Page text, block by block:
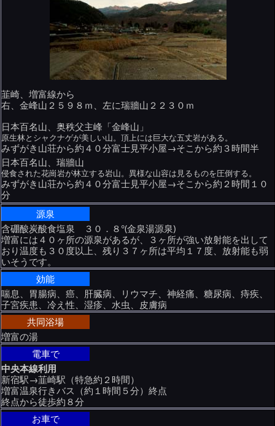
韮崎、増富線から
右、金峰山２５９８ｍ、左に瑞牆山２２３０ｍ
日本百名山、奥秩父主峰「金峰山」
原生林とシャクナゲが美しい山。頂上には巨大な五丈岩がある。
みずがき山荘から約４０分富士見平小屋→そこから約３時間半
日本百名山、瑞牆山
侵食された花崗岩が林立する岩山。異様な山容は見るものを圧倒する。
みずがき山荘から約４０分富士見平小屋→そこから約２時間１０
分
源泉
含硼酸炭酸食塩泉 ３０．８°(金泉湯源泉)
増富には４０ヶ所の源泉があるが、３ヶ所が強い放射能を出して
おり温度も３０度以上、残り３７ヶ所は平均１７度、放射能も弱
いそうです。
効能
喘息、胃腸病、癌、肝臓病、リウマチ、神経痛、糖尿病、痔疾、
子宮疾患、冷え性、湿疹、水虫、皮膚病
共同浴場
増富の湯
電車で
中央本線利用
新宿駅→韮崎駅（特急約２時間）
増富温泉行きバス（約１時間５分）終点
終点から徒歩約８分
お車で